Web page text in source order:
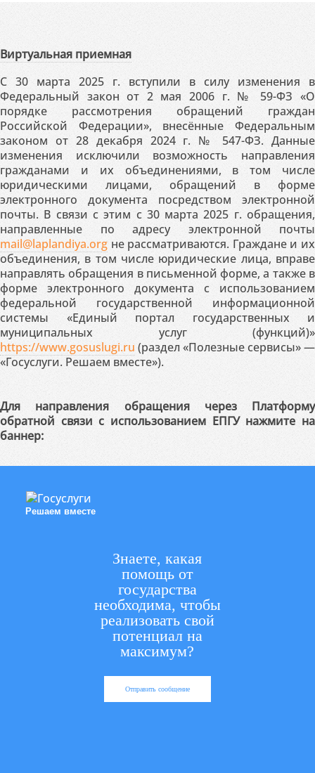
Виртуальная приемная
С 30 марта 2025 г. вступили в силу изменения в
Федеральный закон от 2 мая 2006 г. № 59-ФЗ «О
порядке рассмотрения обращений граждан
Российской Федерации», внесённые Федеральным
законом от 28 декабря 2024 г. № 547-ФЗ. Данные
изменения исключили возможность направления
гражданами и их объединениями, в том числе
юридическими лицами, обращений в форме
электронного документа посредством электронной
почты. В связи с этим с 30 марта 2025 г. обращения,
направленные по адресу электронной почты
mail@laplandiya.org не рассматриваются. Граждане и их
объединения, в том числе юридические лица, вправе
направлять обращения в письменной форме, а также в
форме электронного документа с использованием
федеральной государственной информационной
системы «Единый портал государственных и
муниципальных услуг (функций)»
https://www.gosuslugi.ru (раздел «Полезные сервисы» —
«Госуслуги. Решаем вместе»).
Для направления обращения через Платформу
обратной связи с использованием ЕПГУ нажмите на
баннер:
Решаем вместе
Знаете, какая
помощь от
государства
необходима, чтобы
реализовать свой
потенциал на
максимум?
Отправить сообщение